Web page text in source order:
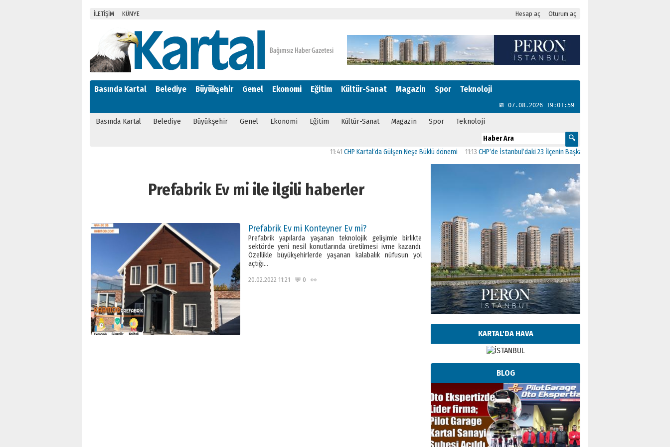
İLETİŞİM KÜNYE Hesap aç Oturum aç
Basında Kartal Belediye Büyükşehir Genel Ekonomi Eğitim Kültür-Sanat Magazin Spor Teknoloji
📆 07.08.2026 19:01:59
Basında Kartal Belediye Büyükşehir Genel Ekonomi Eğitim Kültür-Sanat Magazin Spor Teknoloji
CHP Kartal’da Gülşen Neşe Büklü dönemi 11:13CHP’de İstanbul’daki 23 İlçenin Başkanları Belli Oldu
Prefabrik Ev mi ile ilgili haberler
Prefabrik Ev mi Konteyner Ev mi?
Prefabrik yapılarda yaşanan teknolojik gelişimle birlikte
sektörde yeni nesil konutlarında üretilmesi ivme kazandı.
Özellikle büyükşehirlerde yaşanan kalabalık nüfusun yol
açtığı…
20.02.2022 11:21 💬 0 👀
KARTAL'DA HAVA
BLOG